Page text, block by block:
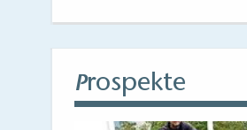
Prospekte